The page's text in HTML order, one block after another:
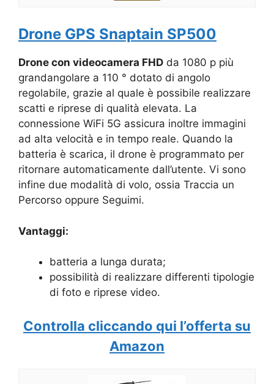
Drone GPS Snaptain SP500
Drone con videocamera FHD da 1080 p più
grandangolare a 110 ° dotato di angolo
regolabile, grazie al quale è possibile realizzare
scatti e riprese di qualità elevata. La
connessione WiFi 5G assicura inoltre immagini
ad alta velocità e in tempo reale. Quando la
batteria è scarica, il drone è programmato per
ritornare automaticamente dall’utente. Vi sono
infine due modalità di volo, ossia Traccia un
Percorso oppure Seguimi.
Vantaggi:
batteria a lunga durata;
possibilità di realizzare differenti tipologie
di foto e riprese video.
Controlla cliccando qui l’offerta su
Amazon